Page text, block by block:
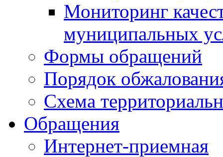
Мониторинг
муниципальных
Формы обращений
Порядок
Схема
Обращения
Интернет-приемная